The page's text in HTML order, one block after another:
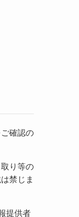
確認の
り等の
禁じま
提供者